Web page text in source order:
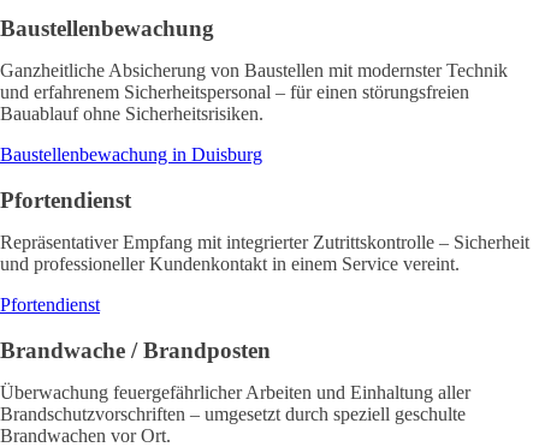
Baustellenbewachung
Ganzheitliche Absicherung von Baustellen mit modernster Technik
und erfahrenem Sicherheitspersonal – für einen störungsfreien
Bauablauf ohne Sicherheitsrisiken.
Baustellenbewachung in Duisburg
Pfortendienst
Repräsentativer Empfang mit integrierter Zutrittskontrolle – Sicherheit
und professioneller Kundenkontakt in einem Service vereint.
Pfortendienst
Brandwache / Brandposten
Überwachung feuergefährlicher Arbeiten und Einhaltung aller
Brandschutzvorschriften – umgesetzt durch speziell geschulte
Brandwachen vor Ort.